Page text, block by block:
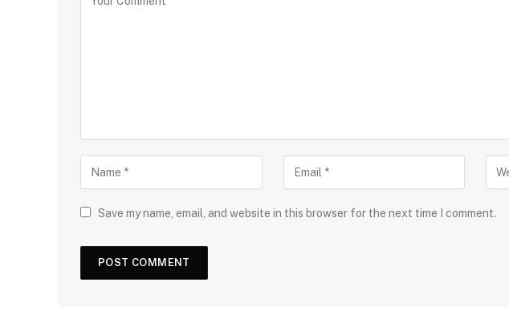
Save my name, email, and website in this browser for the next time I comment.